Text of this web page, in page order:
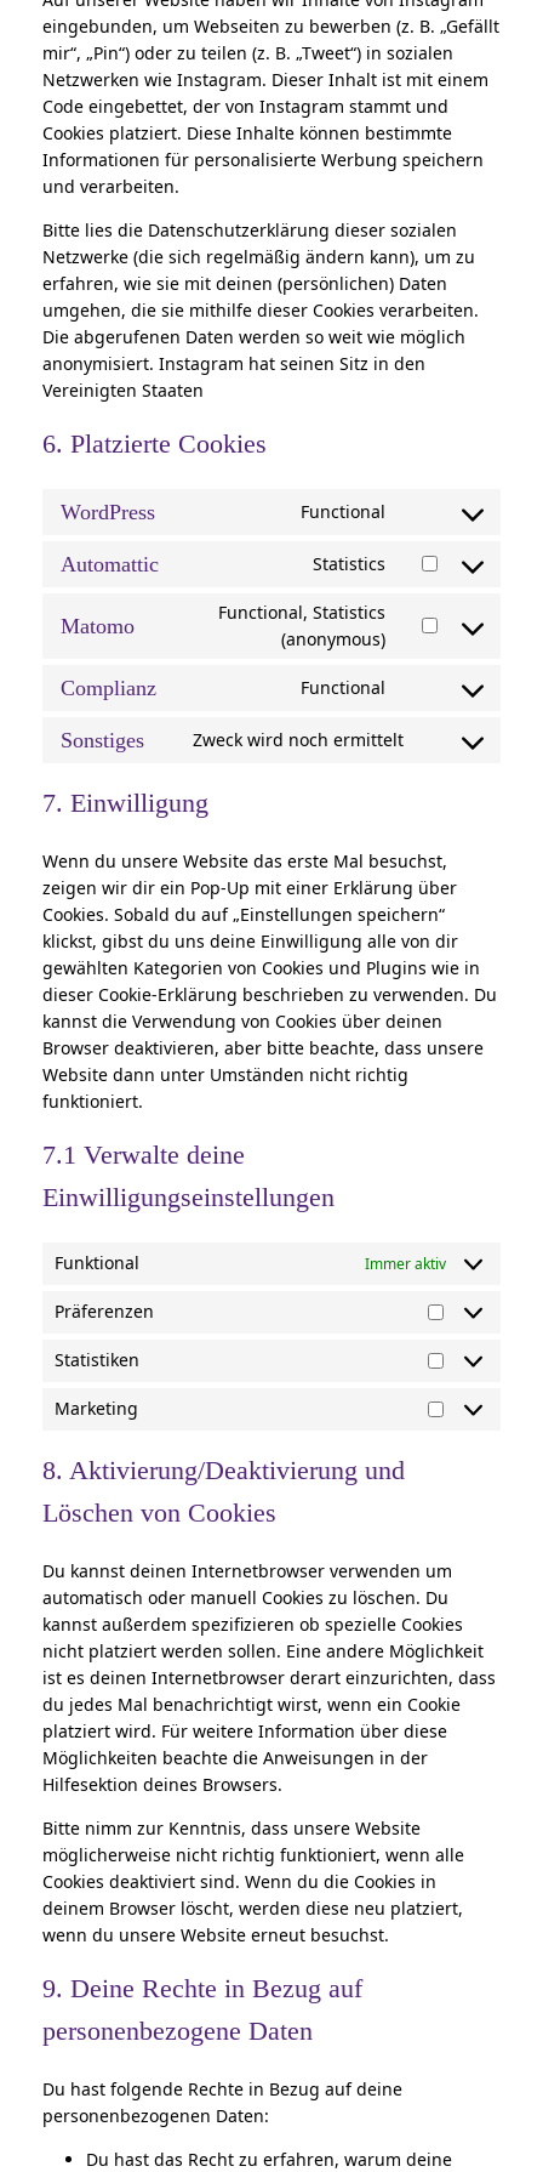
eingebunden, um Webseiten zu bewerben (z. B. „Gefällt
mir“, „Pin“) oder zu teilen (z. B. „Tweet“) in sozialen
Netzwerken wie Instagram. Dieser Inhalt ist mit einem
Code eingebettet, der von Instagram stammt und
Cookies platziert. Diese Inhalte können bestimmte
Informationen für personalisierte Werbung speichern
und verarbeiten.
Bitte lies die Datenschutzerklärung dieser sozialen
Netzwerke (die sich regelmäßig ändern kann), um zu
erfahren, wie sie mit deinen (persönlichen) Daten
umgehen, die sie mithilfe dieser Cookies verarbeiten.
Die abgerufenen Daten werden so weit wie möglich
anonymisiert. Instagram hat seinen Sitz in den
Vereinigten Staaten
6. Platzierte Cookies
WordPress Functional
Consent
service
Automattic Statistics
Consent
service
Matomo
Functional, Statistics
(anonymous)
Consent
Complianz Functional
Consent
service
Sonstiges Zweck wird noch ermittelt
Consent
7. Einwilligung
Wenn du unsere Website das erste Mal besuchst,
zeigen wir dir ein Pop-Up mit einer Erklärung über
Cookies. Sobald du auf „Einstellungen speichern“
klickst, gibst du uns deine Einwilligung alle von dir
gewählten Kategorien von Cookies und Plugins wie in
dieser Cookie-Erklärung beschrieben zu verwenden. Du
kannst die Verwendung von Cookies über deinen
Browser deaktivieren, aber bitte beachte, dass unsere
Website dann unter Umständen nicht richtig
funktioniert.
7.1 Verwalte deine
Einwilligungseinstellungen
Funktional Immer aktiv
Präferenzen
Präferenzen
Statistiken
Statistiken
Marketing
Marketing
8. Aktivierung/Deaktivierung und
Löschen von Cookies
Du kannst deinen Internetbrowser verwenden um
automatisch oder manuell Cookies zu löschen. Du
kannst außerdem spezifizieren ob spezielle Cookies
nicht platziert werden sollen. Eine andere Möglichkeit
ist es deinen Internetbrowser derart einzurichten, dass
du jedes Mal benachrichtigt wirst, wenn ein Cookie
platziert wird. Für weitere Information über diese
Möglichkeiten beachte die Anweisungen in der
Hilfesektion deines Browsers.
Bitte nimm zur Kenntnis, dass unsere Website
möglicherweise nicht richtig funktioniert, wenn alle
Cookies deaktiviert sind. Wenn du die Cookies in
deinem Browser löscht, werden diese neu platziert,
wenn du unsere Website erneut besuchst.
9. Deine Rechte in Bezug auf
personenbezogene Daten
Du hast folgende Rechte in Bezug auf deine
personenbezogenen Daten:
Du hast das Recht zu erfahren, warum deine